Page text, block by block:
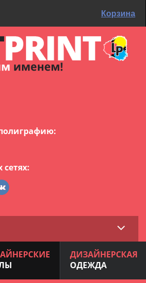
Корзина
ДИЗАЙНЕРСКАЯ
ОДЕЖДА